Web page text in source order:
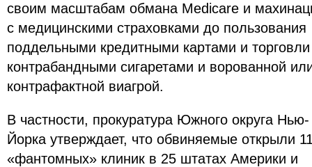
своим масштабам обмана Medicare и
с медицинскими страховками до пользования
поддельными кредитными картами и торговли
контрабандными сигаретами и ворованной
контрафактной виагрой.
В частности, прокуратура Южного округа Нью-
Йорка утверждает, что обвиняемые открыли
«фантомных» клиник в 25 штатах Америки и